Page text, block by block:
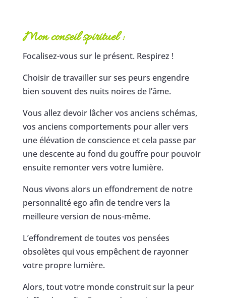
Mon conseil spirituel :
Focalisez-vous sur le présent. Respirez !
Choisir de travailler sur ses peurs engendre
bien souvent des nuits noires de l’âme.
Vous allez devoir lâcher vos anciens schémas,
vos anciens comportements pour aller vers
une élévation de conscience et cela passe par
une descente au fond du gouffre pour pouvoir
ensuite remonter vers votre lumière.
Nous vivons alors un effondrement de notre
personnalité ego afin de tendre vers la
meilleure version de nous-même.
L’effondrement de toutes vos pensées
obsolètes qui vous empêchent de rayonner
votre propre lumière.
Alors, tout votre monde construit sur la peur